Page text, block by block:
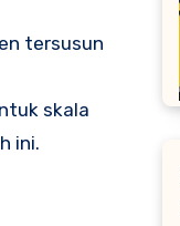
tersusun
skala
ini.